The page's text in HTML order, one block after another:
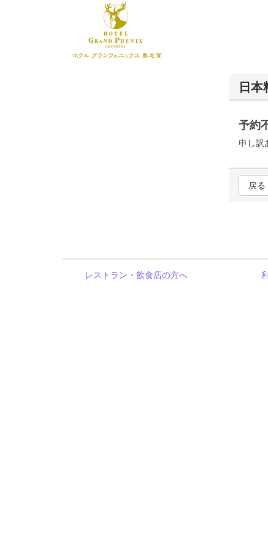
日本
予約
申し訳
戻る
レストラン・飲食店の方へ